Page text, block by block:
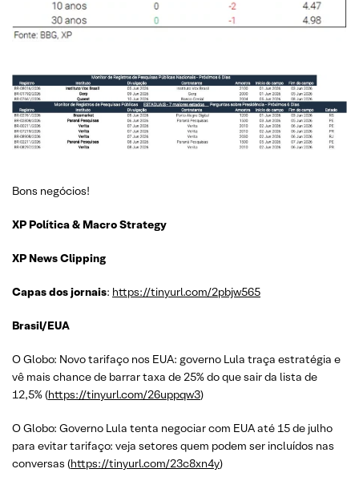
Bons negócios!
XP Política & Macro Strategy
XP News Clipping
Capas dos jornais: https://tinyurl.com/2pbjw565
Brasil/EUA
O Globo: Novo tarifaço nos EUA: governo Lula traça estratégia e
vê mais chance de barrar taxa de 25% do que sair da lista de
12,5% (https://tinyurl.com/26uppqw3)
O Globo: Governo Lula tenta negociar com EUA até 15 de julho
para evitar tarifaço: veja setores quem podem ser incluídos nas
conversas (https://tinyurl.com/23c8xn4y)